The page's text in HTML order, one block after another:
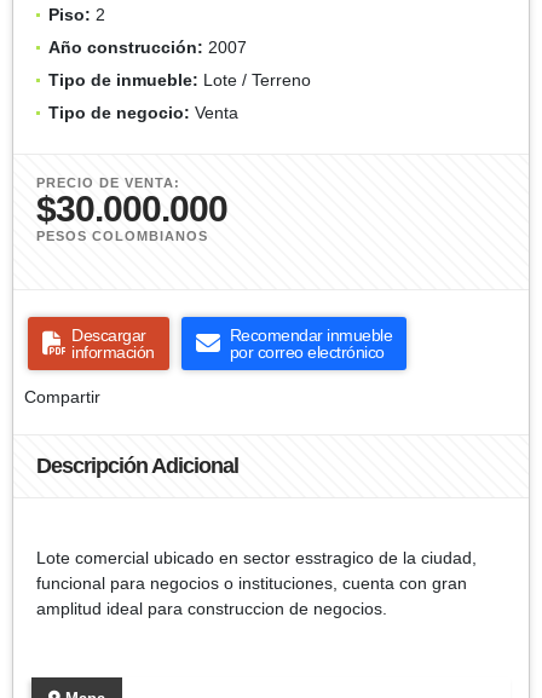
Piso: 2
Año construcción: 2007
Tipo de inmueble: Lote / Terreno
Tipo de negocio: Venta
PRECIO DE VENTA:
$30.000.000
PESOS COLOMBIANOS
Descargar
información
Recomendar inmueble
por correo electrónico
Compartir
Descripción Adicional
Lote comercial ubicado en sector esstragico de la ciudad,
funcional para negocios o instituciones, cuenta con gran
amplitud ideal para construccion de negocios.